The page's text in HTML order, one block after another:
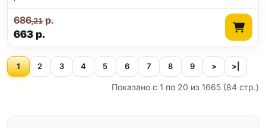
663р.
686,21р.
1 2 3 4 5 6 7 8 9 > >|
Показано с 1 по 20 из 1665 (84 стр.)